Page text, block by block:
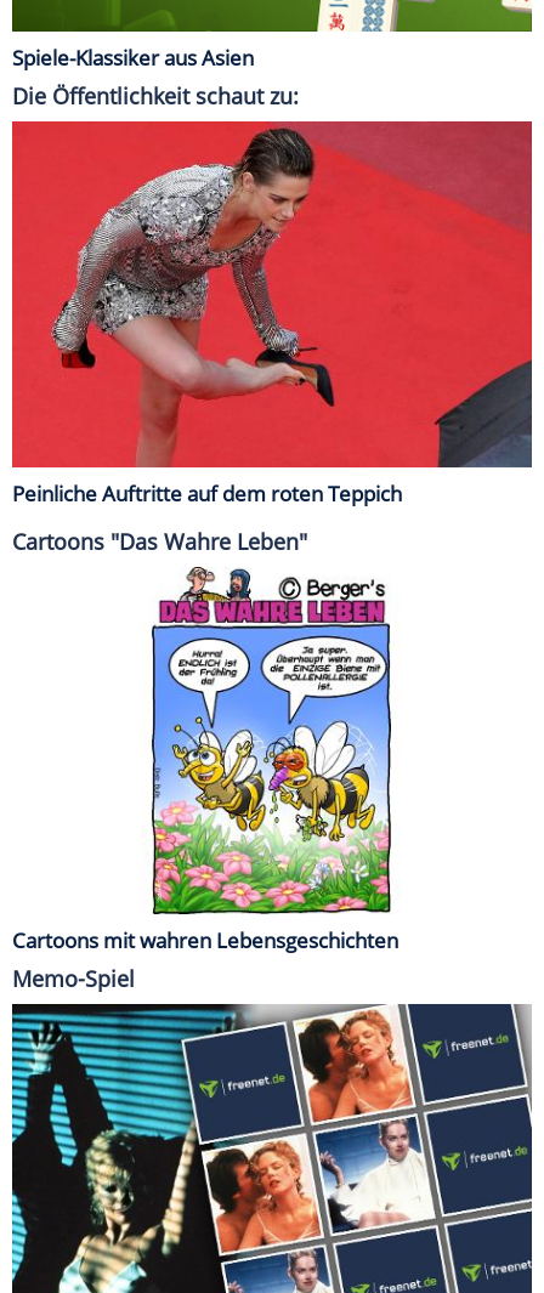
Spiele-Klassiker aus Asien
Die Öffentlichkeit schaut zu:
Peinliche Auftritte auf dem roten Teppich
Cartoons "Das Wahre Leben"
Cartoons mit wahren Lebensgeschichten
Memo-Spiel